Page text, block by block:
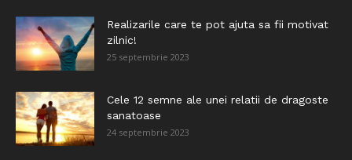
Realizarile care te pot ajuta sa fii motivat
zilnic!
25 septembrie 2023
Cele 12 semne ale unei relatii de dragoste
sanatoase
24 septembrie 2023